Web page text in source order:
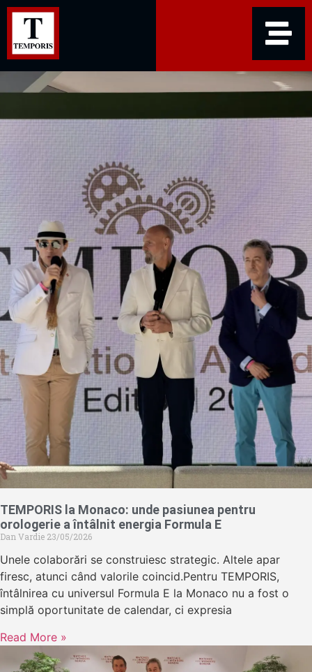
TEMPORIS la Monaco: unde pasiunea pentru
orologerie a întâlnit energia Formula E
Dan Vardie 23/05/2026
Unele colaborări se construiesc strategic. Altele apar
firesc, atunci când valorile coincid.Pentru TEMPORIS,
întâlnirea cu universul Formula E la Monaco nu a fost o
simplă oportunitate de calendar, ci expresia
Read More »